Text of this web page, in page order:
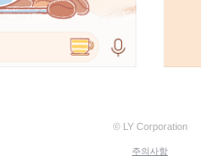
© LY Corporation
주의사항